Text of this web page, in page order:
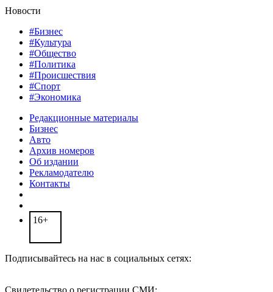
Новости
#Бизнес
#Культура
#Общество
#Политика
#Происшествия
#Спорт
#Экономика
Редакционные материалы
Бизнес
Авто
Архив номеров
Об издании
Рекламодателю
Контакты
16+
Подписывайтесь на нас в социальных сетях: